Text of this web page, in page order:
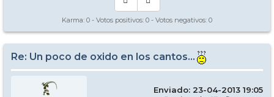
Karma: 0 - Votos positivos: 0 - Votos negativos: 0
Re: Un poco de oxido en los cantos...
Enviado: 23-04-2013 19:05